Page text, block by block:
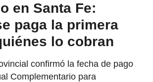
en Santa Fe:
paga la primera
lo cobran
confirmó la fecha de pago
Complementario para